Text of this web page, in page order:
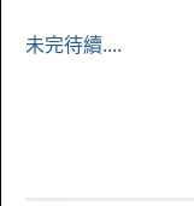
未完待續....